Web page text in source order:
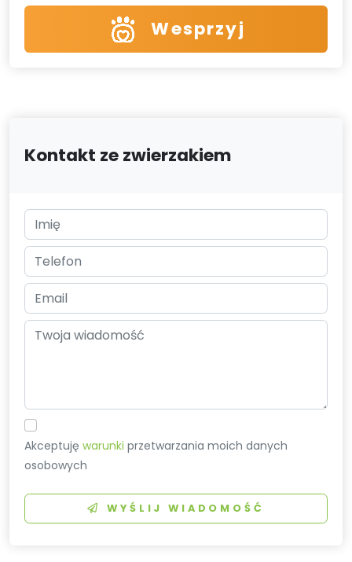
Wesprzyj
Kontakt ze zwierzakiem
Akceptujęwarunki przetwarzania moich danych
osobowych
WYŚLIJ WIADOMOŚĆ